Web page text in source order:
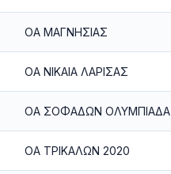
ΟΑ ΜΑΓΝΗΣΙΑΣ
ΟΑ ΝΙΚΑΙΑ ΛΑΡΙΣΑΣ
ΟΑ ΣΟΦΑΔΩΝ ΟΛΥΜΠΙΑΔΑ
ΟΑ ΤΡΙΚΑΛΩΝ 2020